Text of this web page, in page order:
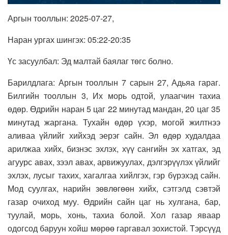
Аргын тооллын: 2025-07-27,
Наран ургах шингэх: 05:22-20:35
Үс засуулбал: Эд малтай баялаг төгс болно.
Барилдлага: Аргын тооллын 7 сарын 27, Адьяа гараг.
Билгийн тооллын 3, Их морь одтой, улаагчин тахиа
өдөр. Өдрийн наран 5 цаг 22 минутад мандан, 20 цаг 35
минутад жаргана. Тухайн өдөр үхэр, могой жилтнээ
аливаа үйлийг хийхэд эерэг сайн. Эл өдөр худалдаа
арилжаа хийх, бизнэс эхлэх, хүү сангийн эх хатгах, эд
агуурс авах, зээл авах, арвижуулах, дэлгэрүүлэх үйлийг
эхлэх, лусыг тахих, хагалгаа хийлгэх, гэр бүрэхэд сайн.
Мод суулгах, нарийн зөвлөгөөн хийх, сэтгэлд сэвтэй
газар очиход муу. Өдрийн сайн цаг нь хулгана, бар,
туулай, морь, хонь, тахиа болой. Хол газар яваар
одогсод баруун хойш мөрөө гаргавал зохистой. Тэрсүүд